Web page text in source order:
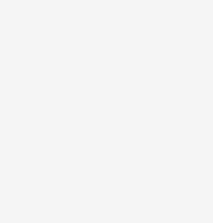
- NEMIGA":